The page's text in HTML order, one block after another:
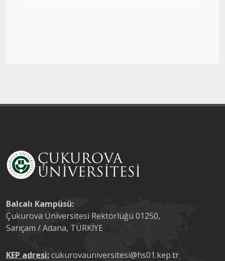
Balcalı Kampüsü:
Çukurova Üniversitesi Rektörlüğü 01250,
Sarıçam / Adana, TÜRKİYE
KEP adresi:cukurovauniversitesi@hs01.kep.tr